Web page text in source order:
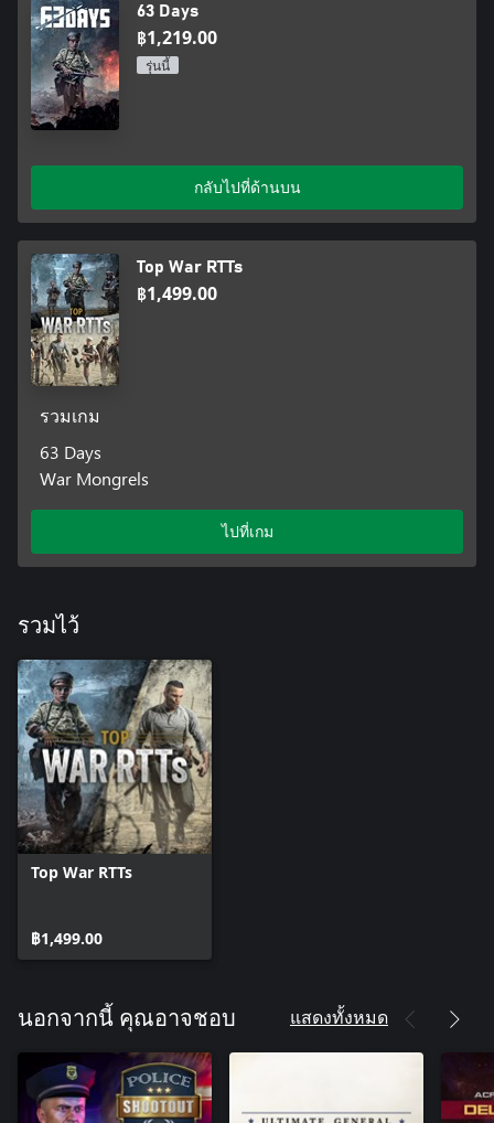
63 Days
฿1,219.00
รุ่นนี้
กลับไปที่ด้านบน
Top War RTTs
฿1,499.00
รวมเกม
63 Days
War Mongrels
ไปที่เกม
รวมไว้
Top War RTTs
฿1,499.00
นอกจากนี้ คุณอาจชอบ แสดงทั้งหมด